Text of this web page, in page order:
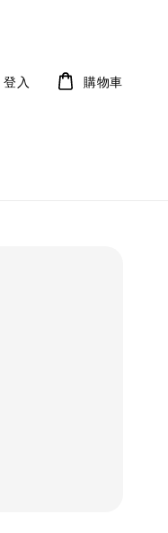
登入 購物車